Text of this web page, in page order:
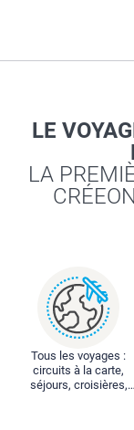
LE
LA
Tous les voyages :
circuits à la carte,
séjours, croisières,